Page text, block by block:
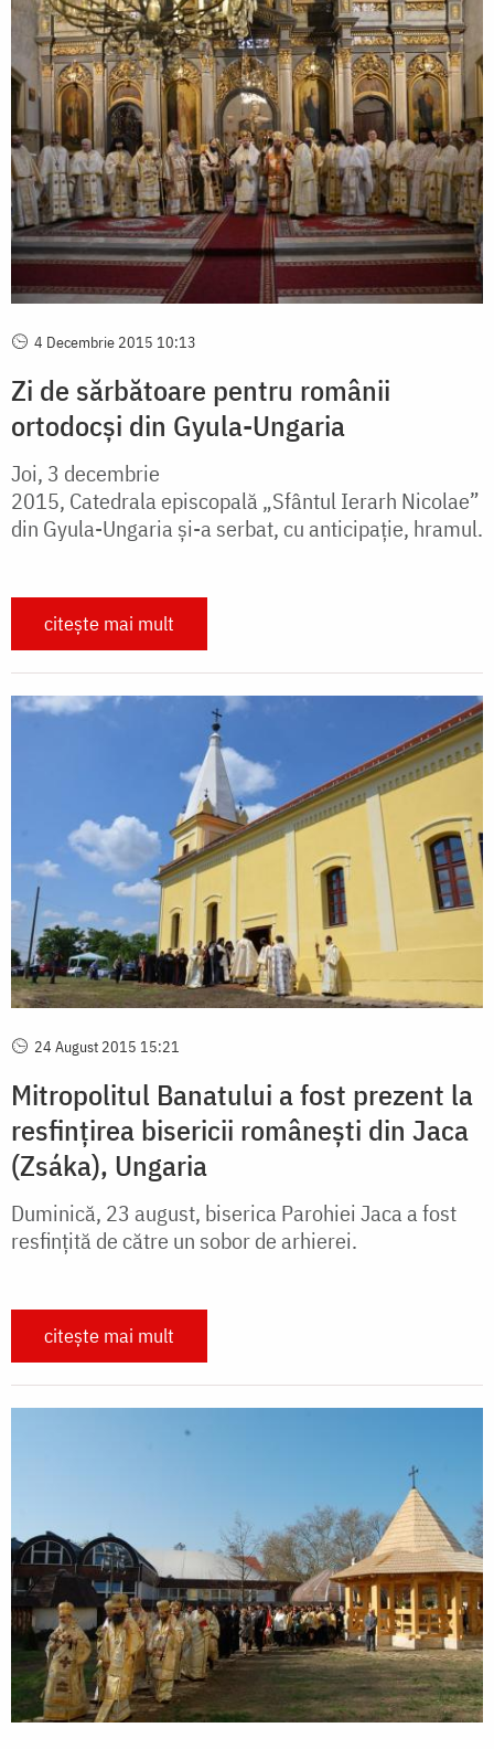
4 Decembrie 2015 10:13
Zi de sărbătoare pentru românii
ortodocși din Gyula-Ungaria
Joi, 3 decembrie
2015, Catedrala episcopală „Sfântul Ierarh Nicolae”
din Gyula-Ungaria și-a serbat, cu anticipație, hramul.
citește mai mult
24 August 2015 15:21
Mitropolitul Banatului a fost prezent la
resfințirea bisericii românești din Jaca
(Zsáka), Ungaria
Duminică, 23 august, biserica Parohiei Jaca a fost
resfințită de către un sobor de arhierei.
citește mai mult